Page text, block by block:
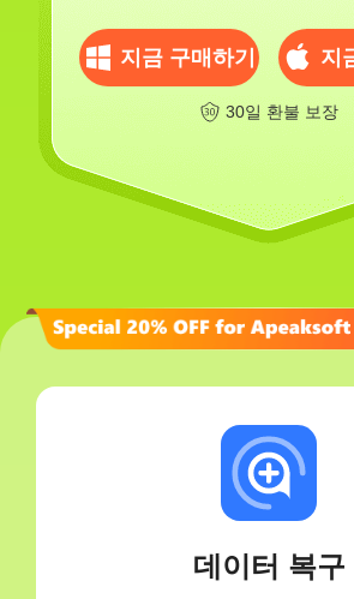
지금 구매하기 지
30일 환불 보장
데이터 복구